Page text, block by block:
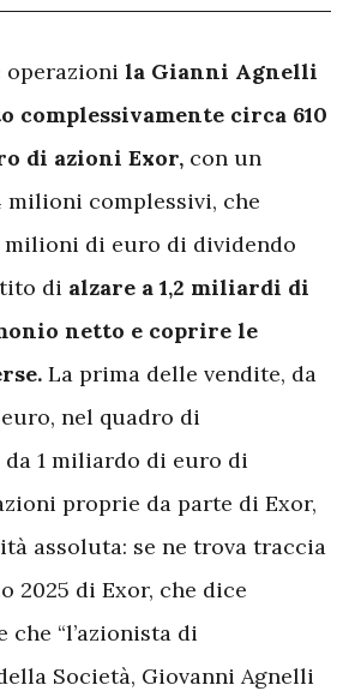
operazioni la Gianni Agnelli
complessivamente circa 610
di azioni Exor, con un
complessivi, che
milioni di euro di dividendo
di alzare a 1,2 miliardi di
netto e coprire le
La prima delle vendite, da
nel quadro di
da 1 miliardo di euro di
proprie da parte di Exor,
assoluta: se ne trova traccia
2025 di Exor, che dice
“l’azionista di
Società, Giovanni Agnelli